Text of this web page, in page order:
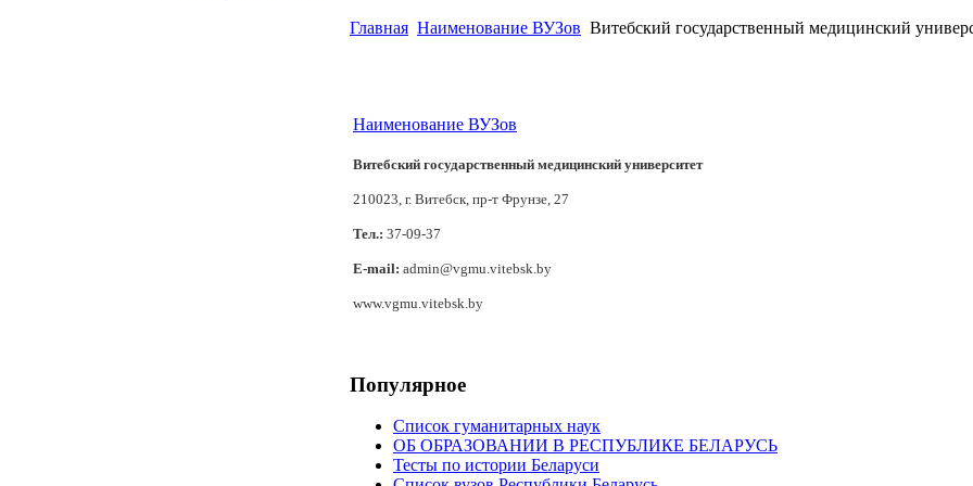
Главная Наименование ВУЗов Витебский государственный медицинский
Наименование ВУЗов
Витебский государственный медицинский университет
210023, г. Витебск, пр-т Фрунзе, 27
Тел.: 37-09-37
E-mail: admin@vgmu.vitebsk.by
www.vgmu.vitebsk.by
Популярное
Список гуманитарных наук
ОБ ОБРАЗОВАНИИ В РЕСПУБЛИКЕ БЕЛАРУСЬ
Тесты по истории Беларуси